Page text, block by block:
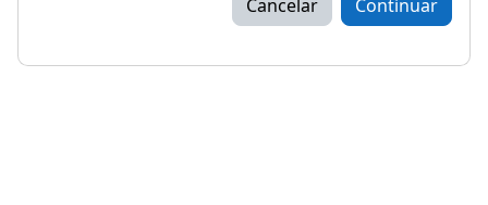
Cancelar Continuar